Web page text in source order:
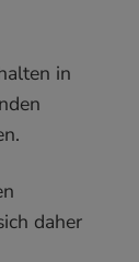
in
daher